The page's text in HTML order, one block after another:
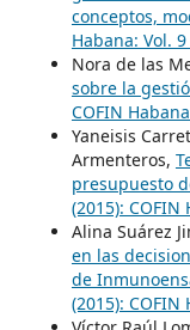
conceptos,
Habana: Vol.
Nora de las
sobre la
COFIN
Yaneisis
Armenteros,
presupuesto
(2015): COFIN
Alina Suárez
en las
de
(2015): COFIN